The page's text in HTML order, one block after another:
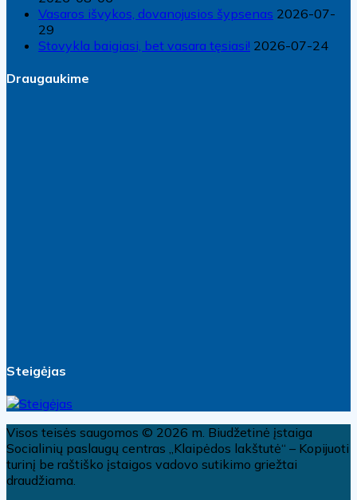
Vasaros išvykos, dovanojusios šypsenas 2026-07-
29
Stovykla baigiasi, bet vasara tęsiasi! 2026-07-24
Draugaukime
Steigėjas
Visos teisės saugomos © 2026 m. Biudžetinė įstaiga
Socialinių paslaugų centras „Klaipėdos lakštutė“ – Kopijuoti
turinį be raštiško įstaigos vadovo sutikimo griežtai
draudžiama.